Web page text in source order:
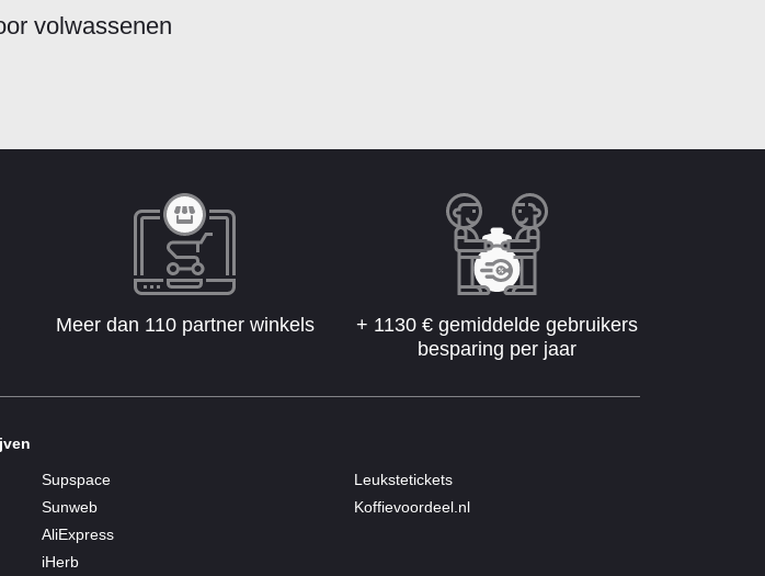
volwassenen
Meer dan 110 partner winkels
+ 1130 € gemiddelde gebruikers
besparing per jaar
Supspace
Sunweb
AliExpress
iHerb
Leukstetickets
Koffievoordeel.nl